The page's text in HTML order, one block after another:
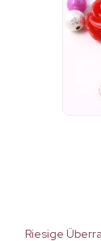
Riesige